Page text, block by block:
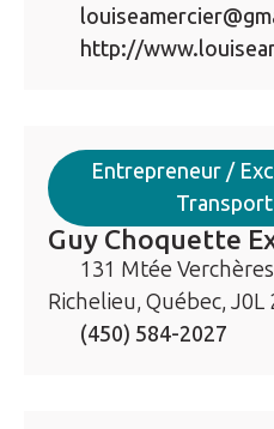
http://
Entrepreneur /
Transport
Guy Choquette
131 Mtée
Richelieu, Québec, J0L
(450) 584-2027